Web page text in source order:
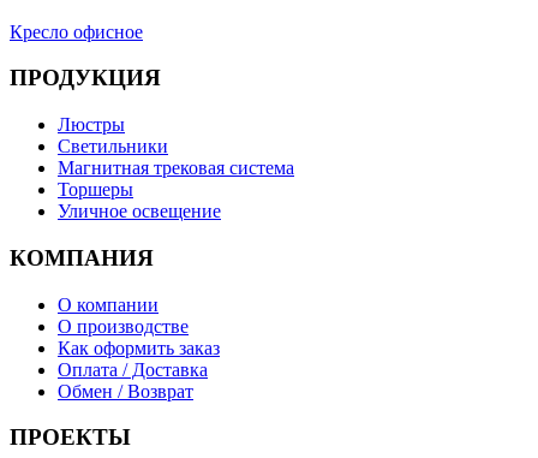
Кресло офисное
ПРОДУКЦИЯ
Люстры
Светильники
Магнитная трековая система
Торшеры
Уличное освещение
КОМПАНИЯ
О компании
О производстве
Как оформить заказ
Оплата / Доставка
Обмен / Возврат
ПРОЕКТЫ